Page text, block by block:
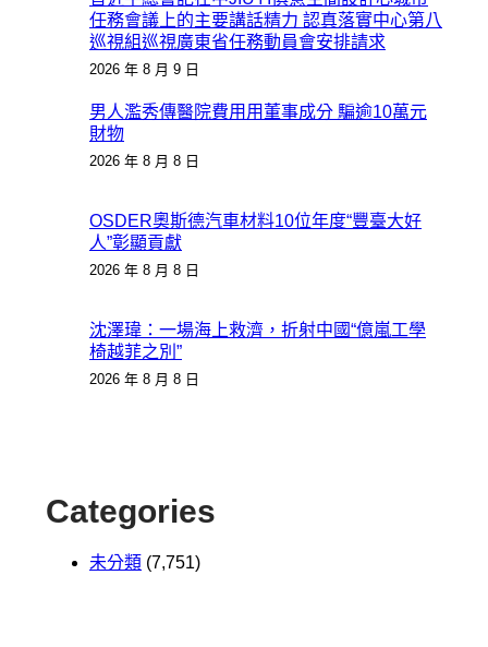
任務會議上的主要講話精力 認真落實中心第八
巡視組巡視廣東省任務動員會安排請求
2026 年 8 月 9 日
男人濫秀傳醫院費用用董事成分 騙逾10萬元
財物
2026 年 8 月 8 日
OSDER奧斯德汽車材料10位年度“豐臺大好
人”彰顯貢獻
2026 年 8 月 8 日
沈澤瑋：一場海上救濟，折射中國“億嵐工學
椅越菲之別”
2026 年 8 月 8 日
Categories
未分類 (7,751)